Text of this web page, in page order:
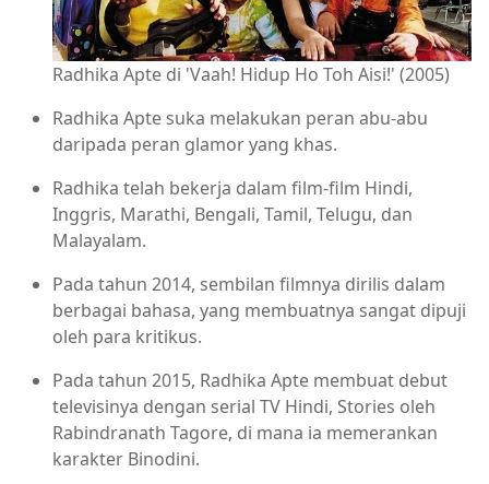
Radhika Apte di 'Vaah! Hidup Ho Toh Aisi!' (2005)
Radhika Apte suka melakukan peran abu-abu
daripada peran glamor yang khas.
Radhika telah bekerja dalam film-film Hindi,
Inggris, Marathi, Bengali, Tamil, Telugu, dan
Malayalam.
Pada tahun 2014, sembilan filmnya dirilis dalam
berbagai bahasa, yang membuatnya sangat dipuji
oleh para kritikus.
Pada tahun 2015, Radhika Apte membuat debut
televisinya dengan serial TV Hindi, Stories oleh
Rabindranath Tagore, di mana ia memerankan
karakter Binodini.